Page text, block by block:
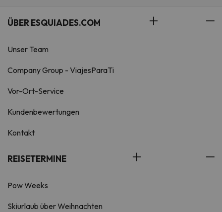
ÜBER ESQUIADES.COM
Unser Team
Company Group - ViajesParaTi
Vor-Ort-Service
Kundenbewertungen
Kontakt
REISETERMINE
Pow Weeks
Skiurlaub über Weihnachten